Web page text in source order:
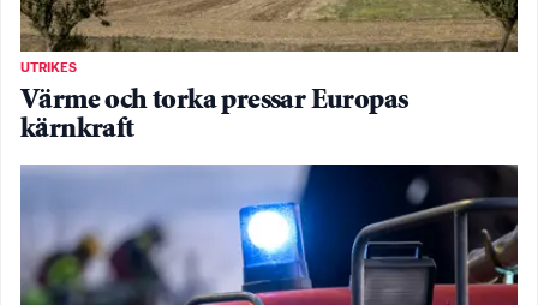
UTRIKES
Värme och torka pressar Europas
kärnkraft